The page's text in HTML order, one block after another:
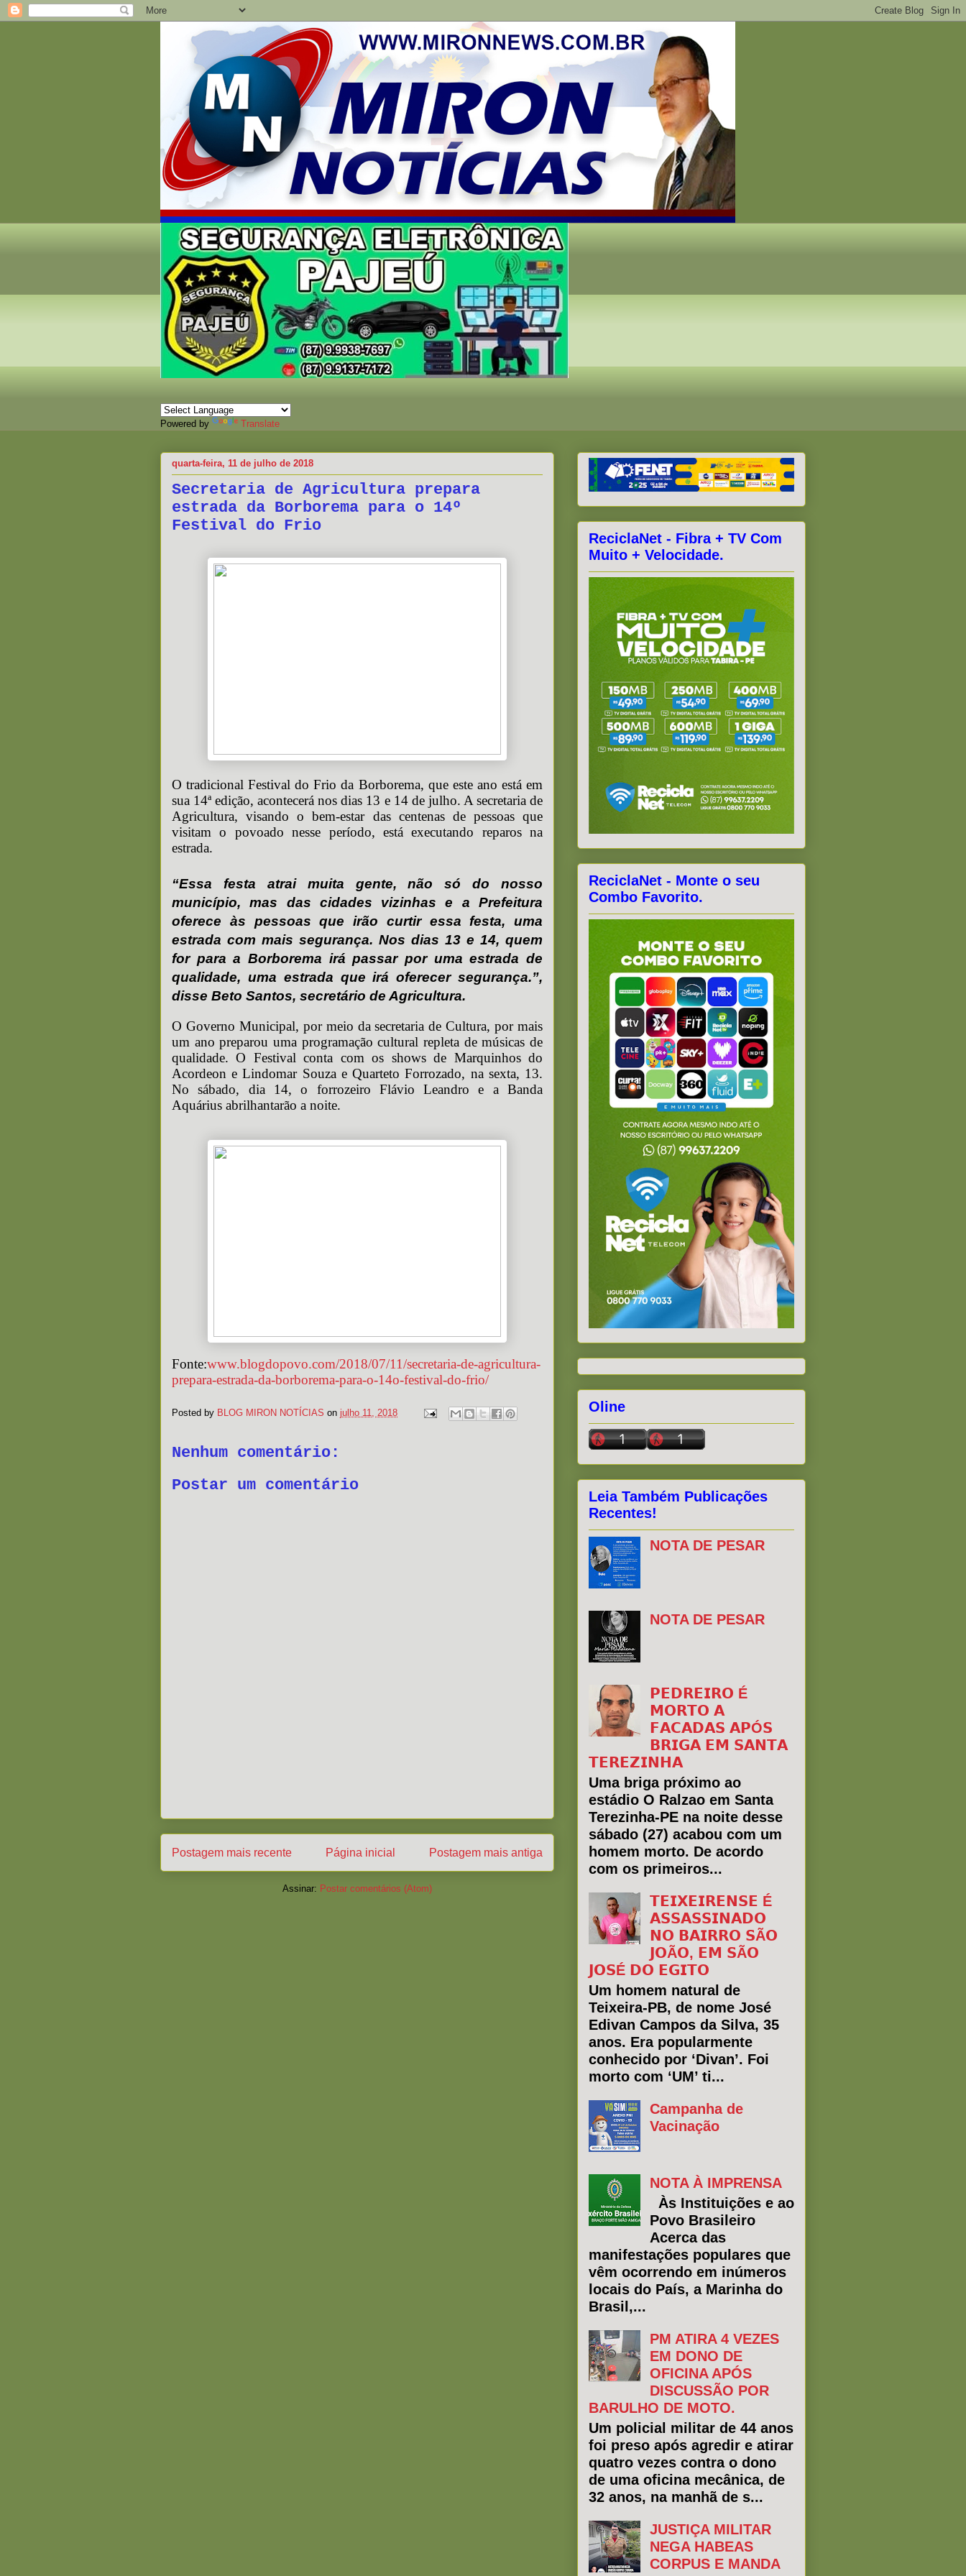
Powered by Translate
quarta-feira, 11 de julho de 2018
Secretaria de Agricultura prepara
estrada da Borborema para o 14º
Festival do Frio
O tradicional Festival do Frio da Borborema, que este ano está em
sua 14ª edição, acontecerá nos dias 13 e 14 de julho. A secretaria de
Agricultura, visando o bem-estar das centenas de pessoas que
visitam o povoado nesse período, está executando reparos na
estrada.
“Essa festa atrai muita gente, não só do nosso
município, mas das cidades vizinhas e a Prefeitura
oferece às pessoas que irão curtir essa festa, uma
estrada com mais segurança. Nos dias 13 e 14, quem
for para a Borborema irá passar por uma estrada de
qualidade, uma estrada que irá oferecer segurança.”,
disse Beto Santos, secretário de Agricultura.
O Governo Municipal, por meio da secretaria de Cultura, por mais
um ano preparou uma programação cultural repleta de músicas de
qualidade. O Festival conta com os shows de Marquinhos do
Acordeon e Lindomar Souza e Quarteto Forrozado, na sexta, 13.
No sábado, dia 14, o forrozeiro Flávio Leandro e a Banda
Aquárius abrilhantarão a noite.
Fonte:www.blogdopovo.com/2018/07/11/secretaria-de-agricultura-
prepara-estrada-da-borborema-para-o-14o-festival-do-frio/
Posted by BLOG MIRON NOTÍCIAS on julho 11, 2018
Nenhum comentário:
Postar um comentário
Postagem mais recente Postagem mais antiga
Página inicial
Assinar: Postar comentários (Atom)
ReciclaNet - Fibra + TV Com
Muito + Velocidade.
ReciclaNet - Monte o seu
Combo Favorito.
Oline
Leia Também Publicações
Recentes!
NOTA DE PESAR
NOTA DE PESAR
𝗣𝗘𝗗𝗥𝗘𝗜𝗥𝗢 É
𝗠𝗢𝗥𝗧𝗢 𝗔
𝗙𝗔𝗖𝗔𝗗𝗔𝗦 𝗔𝗣Ó𝗦
𝗕𝗥𝗜𝗚𝗔 𝗘𝗠 𝗦𝗔𝗡𝗧𝗔
𝗧𝗘𝗥𝗘𝗭𝗜𝗡𝗛𝗔
Uma briga próximo ao
estádio O Ralzao em Santa
Terezinha-PE na noite desse
sábado (27) acabou com um
homem morto. De acordo
com os primeiros...
𝗧𝗘𝗜𝗫𝗘𝗜𝗥𝗘𝗡𝗦𝗘 É
𝗔𝗦𝗦𝗔𝗦𝗦𝗜𝗡𝗔𝗗𝗢
𝗡𝗢 𝗕𝗔𝗜𝗥𝗥𝗢 𝗦Ã𝗢
𝗝𝗢Ã𝗢, 𝗘𝗠 𝗦Ã𝗢
𝗝𝗢𝗦É 𝗗𝗢 𝗘𝗚𝗜𝗧𝗢
Um homem natural de
Teixeira-PB, de nome José
Edivan Campos da Silva, 35
anos. Era popularmente
conhecido por ‘Divan’. Foi
morto com ‘UM’ ti...
Campanha de
Vacinação
NOTA À IMPRENSA
Às Instituições e ao
Povo Brasileiro
Acerca das
manifestações populares que
vêm ocorrendo em inúmeros
locais do País, a Marinha do
Brasil,...
PM ATIRA 4 VEZES
EM DONO DE
OFICINA APÓS
DISCUSSÃO POR
BARULHO DE MOTO.
Um policial militar de 44 anos
foi preso após agredir e atirar
quatro vezes contra o dono
de uma oficina mecânica, de
32 anos, na manhã de s...
JUSTIÇA MILITAR
NEGA HABEAS
CORPUS E MANDA